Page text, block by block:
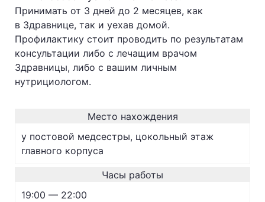
Принимать от 3 дней до 2 месяцев, как
в Здравнице, так и уехав домой.
Профилактику стоит проводить по результатам
консультации либо с лечащим врачом
Здравницы, либо с вашим личным
нутрициологом.
Место нахождения
у постовой медсестры, цокольный этаж
главного корпуса
Часы работы
19:00 — 22:00